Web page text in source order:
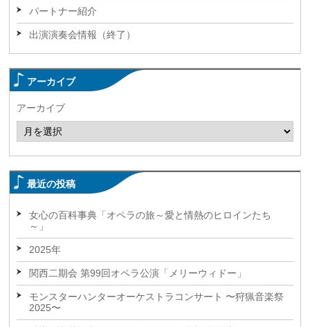
パートナー紹介
出演演奏会情報（終了）
アーカイブ
アーカイブ
最近の投稿
女心の百科事典「オペラの旅～愛と情熱のヒロインたち
～」
2025年
関西二期会 第99回オペラ公演「メリーウィドー」
モンスターハンターオーケストラコンサート 〜狩猟音楽祭
2025〜